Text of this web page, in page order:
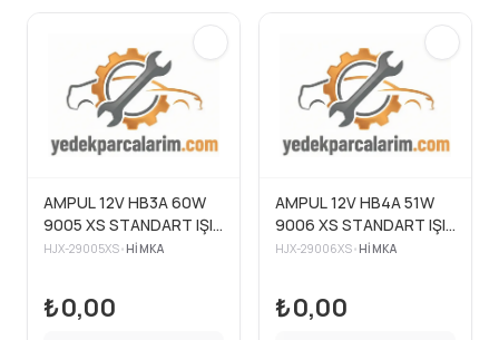
AMPUL 12V HB3A 60W
9005 XS STANDART IŞIK
DÜZ SOKET
HJX-29005XS• HIMKA
₺0,00
AMPUL 12V HB4A 51W
9006 XS STANDART IŞIK
DÜZ SOKET
HJX-29006XS• HIMKA
₺0,00